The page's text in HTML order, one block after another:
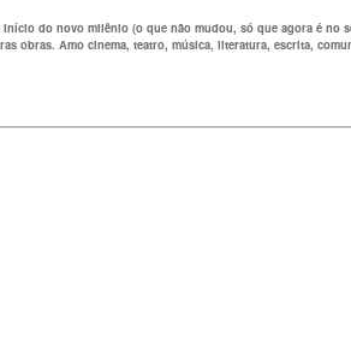
do novo milênio (o que não mudou, só que agora é
obras. Amo cinema, teatro, música, literatura, escrita,